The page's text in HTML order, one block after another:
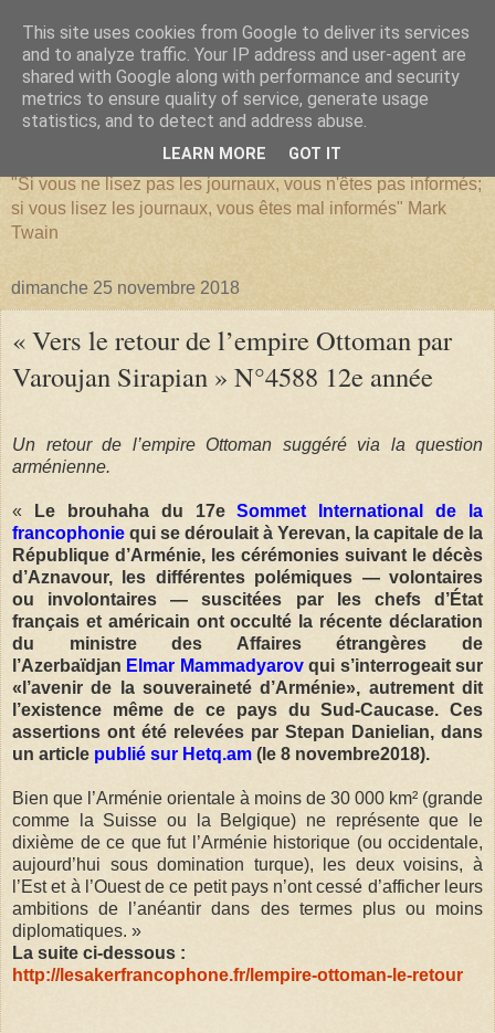
SERIATIM
"Si vous ne lisez pas les journaux, vous n'êtes pas informés;
si vous lisez les journaux, vous êtes mal informés" Mark
Twain
dimanche 25 novembre 2018
« Vers le retour de l’empire Ottoman par
Varoujan Sirapian » N°4588 12e année
Un retour de l’empire Ottoman suggéré via la question
arménienne.
« Le brouhaha du 17eSommet International de la
francophonie qui se déroulait à Yerevan, la capitale de la
République d’Arménie, les cérémonies suivant le décès
d’Aznavour, les différentes polémiques — volontaires
ou involontaires — suscitées par les chefs d’État
français et américain ont occulté la récente déclaration
du ministre des Affaires étrangères de
l’Azerbaïdjan Elmar Mammadyarovqui s’interrogeait sur
«l’avenir de la souveraineté d’Arménie», autrement dit
l’existence même de ce pays du Sud-Caucase. Ces
assertions ont été relevées par Stepan Danielian, dans
un article publié sur Hetq.am (le 8 novembre2018).
Bien que l’Arménie orientale à moins de 30 000 km² (grande
comme la Suisse ou la Belgique) ne représente que le
dixième de ce que fut l’Arménie historique (ou occidentale,
aujourd’hui sous domination turque), les deux voisins, à
l’Est et à l’Ouest de ce petit pays n’ont cessé d’afficher leurs
ambitions de l’anéantir dans des termes plus ou moins
diplomatiques. »
La suite ci-dessous :
http://lesakerfrancophone.fr/lempire-ottoman-le-retour
This site uses cookies from Google to deliver its services
and to analyze traffic. Your IP address and user-agent are
shared with Google along with performance and security
metrics to ensure quality of service, generate usage
statistics, and to detect and address abuse.
LEARN MORE GOT IT